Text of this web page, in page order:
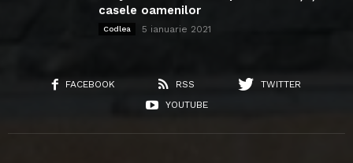
casele oamenilor
Codlea 5 ianuarie 2021
FACEBOOK RSS
TWITTER
YOUTUBE